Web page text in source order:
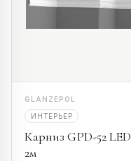
GLANZEPOL
ИНТЕРЬЕР
Карниз GPD-52 LED
2м